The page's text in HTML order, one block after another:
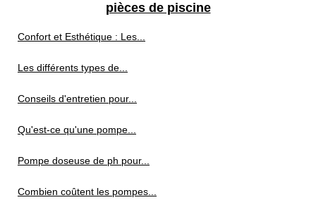
pièces de piscine
Confort et Esthétique : Les...
Les différents types de...
Conseils d'entretien pour...
Qu'est-ce qu'une pompe...
Pompe doseuse de ph pour...
Combien coûtent les pompes...